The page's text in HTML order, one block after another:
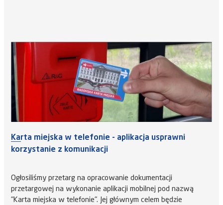
Karta miejska w telefonie - aplikacja usprawni
korzystanie z komunikacji
Ogłosiliśmy przetarg na opracowanie dokumentacji
przetargowej na wykonanie aplikacji mobilnej pod nazwą
"Karta miejska w telefonie". Jej głównym celem będzie